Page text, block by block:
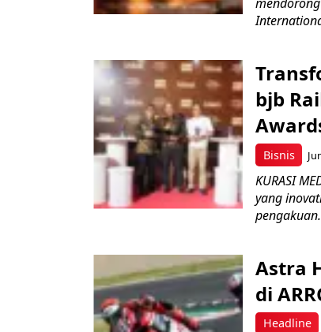
Bisnis
bjb
KURASI
yang
Headline
Astra
di